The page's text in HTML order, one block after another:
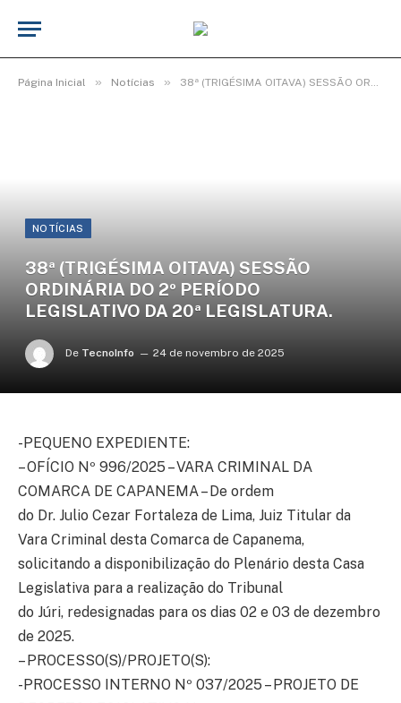
Página Inicial » Notícias » 38ª (TRIGÉSIMA OITAVA) SESSÃO ORDINÁRIA DO 2º PERÍODO LEGISLATIVO DA 20ª LEGISLATURA.
NOTÍCIAS
38ª (TRIGÉSIMA OITAVA) SESSÃO
ORDINÁRIA DO 2º PERÍODO
LEGISLATIVO DA 20ª LEGISLATURA.
De TecnoInfo 24 de novembro de 2025
-PEQUENO EXPEDIENTE:
– OFÍCIO Nº 996/2025 – VARA CRIMINAL DA
COMARCA DE CAPANEMA – De ordem
do Dr. Julio Cezar Fortaleza de Lima, Juiz Titular da
Vara Criminal desta Comarca de Capanema,
solicitando a disponibilização do Plenário desta Casa
Legislativa para a realização do Tribunal
do Júri, redesignadas para os dias 02 e 03 de dezembro
de 2025.
– PROCESSO(S)/PROJETO(S):
-PROCESSO INTERNO Nº 037/2025 – PROJETO DE